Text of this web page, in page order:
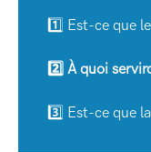
1️⃣ Est-ce que
2️⃣ À quoi
3️⃣ Est-ce que